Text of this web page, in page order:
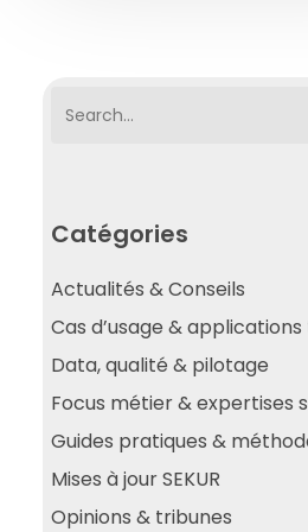
Catégories
Actualités & Conseils
Cas d’usage &
Data, qualité & pilotage
Focus métier & expertises
Guides pratiques &
Mises à jour SEKUR
Opinions & tribunes